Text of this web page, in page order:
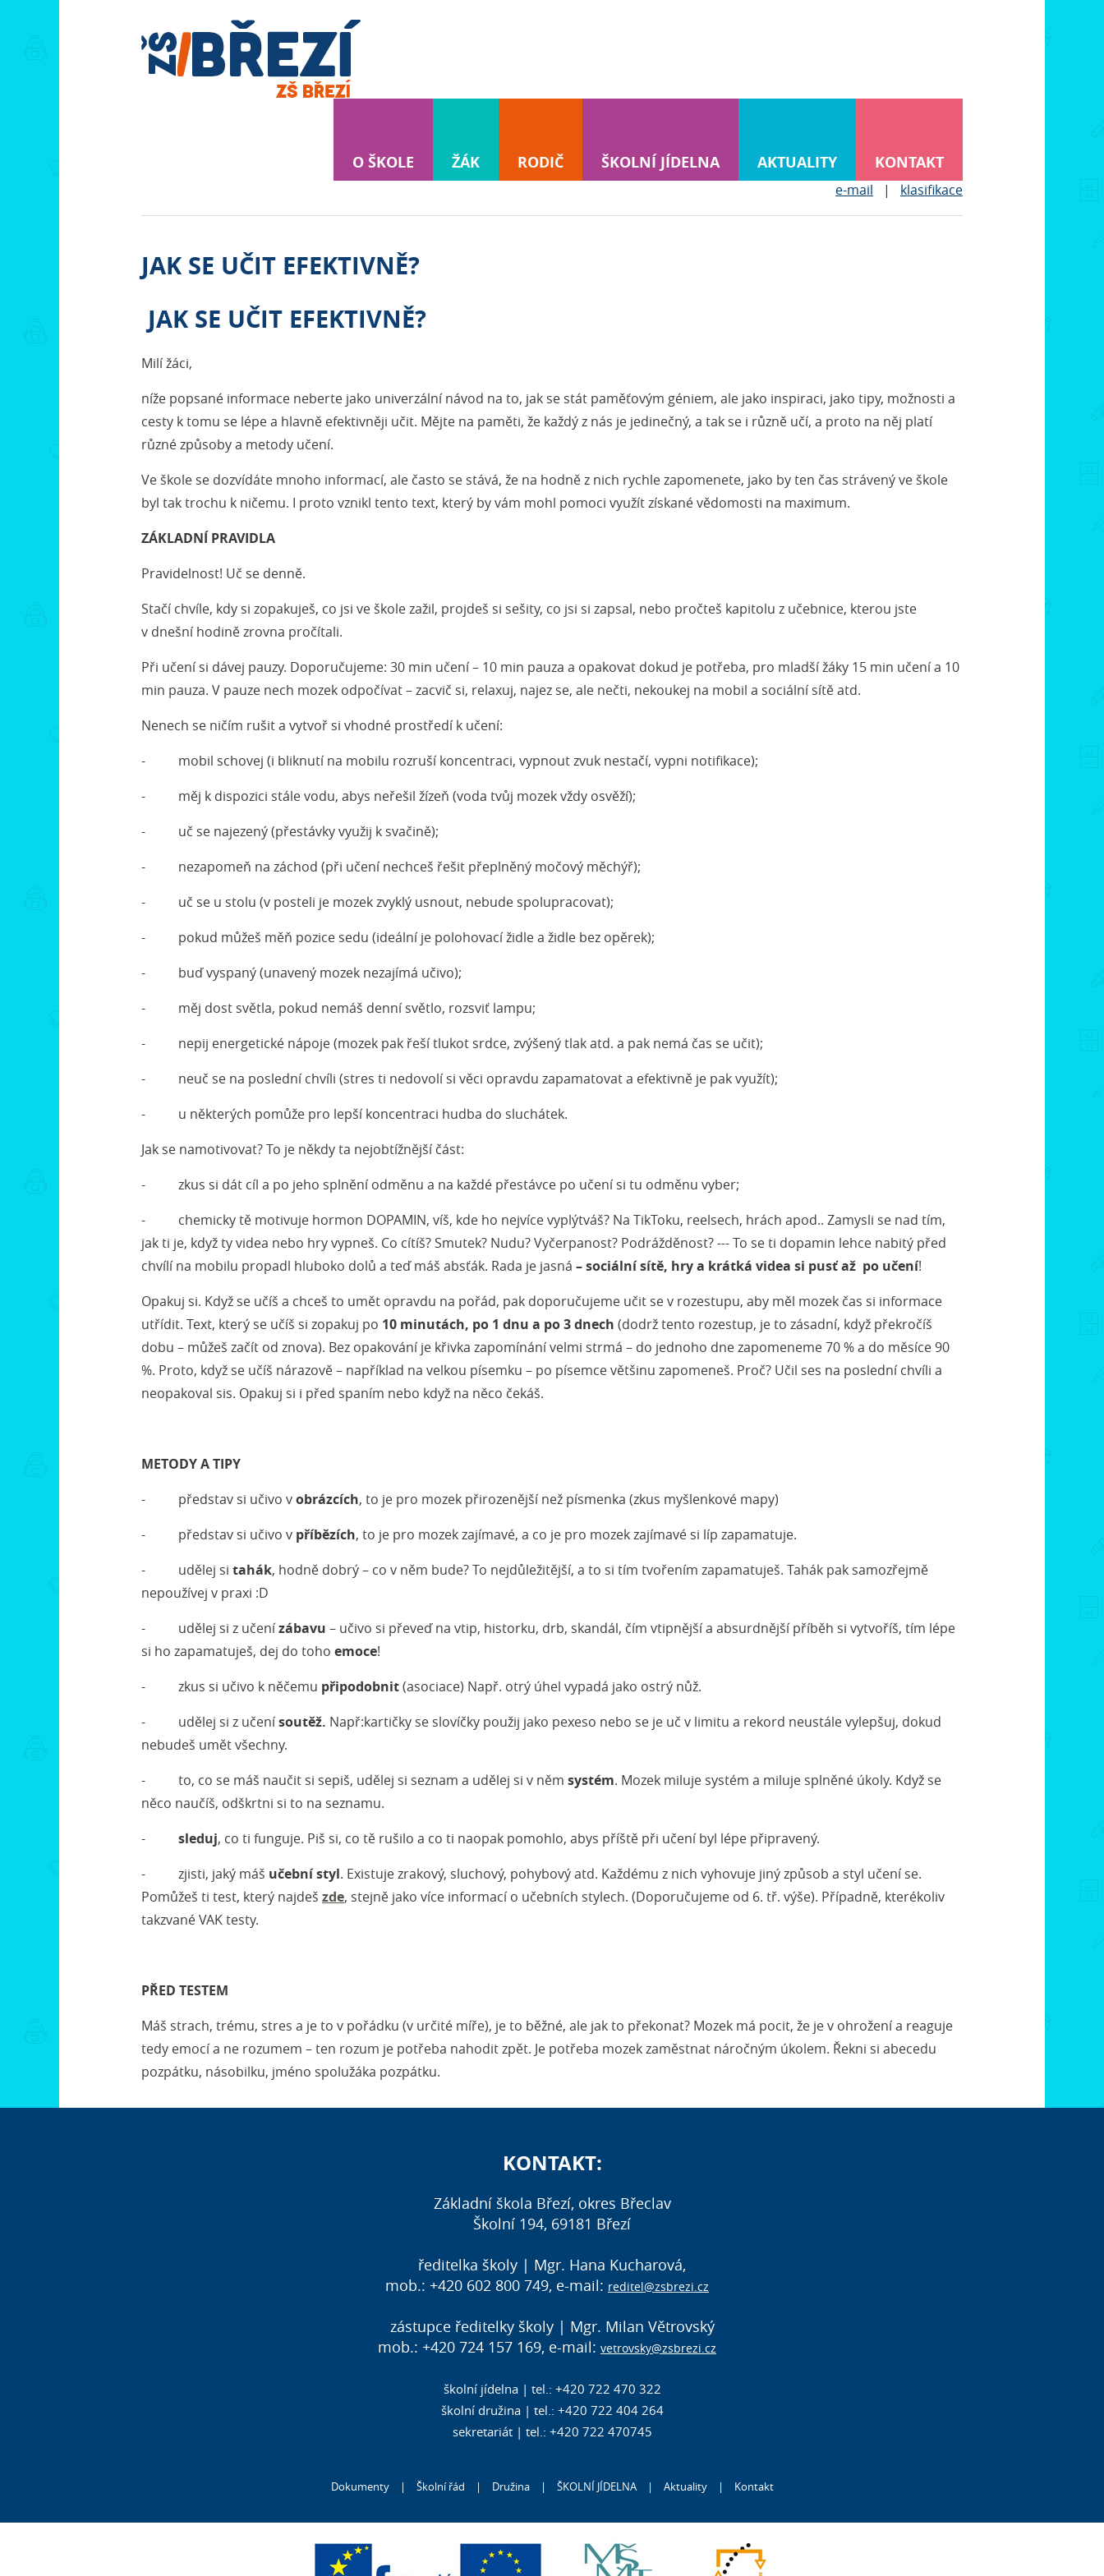
O ŠKOLE ŽÁK RODIČ ŠKOLNÍ JÍDELNA AKTUALITY KONTAKT
e-mail | klasifikace
JAK SE UČIT EFEKTIVNĚ?
JAK SE UČIT EFEKTIVNĚ?
Milí žáci,
níže popsané informace neberte jako univerzální návod na to, jak se stát paměťovým géniem, ale jako inspiraci, jako tipy, možnosti a
cesty k tomu se lépe a hlavně efektivněji učit. Mějte na paměti, že každý z nás je jedinečný, a tak se i různě učí, a proto na něj platí
různé způsoby a metody učení.
Ve škole se dozvídáte mnoho informací, ale často se stává, že na hodně z nich rychle zapomenete, jako by ten čas strávený ve škole
byl tak trochu k ničemu. I proto vznikl tento text, který by vám mohl pomoci využít získané vědomosti na maximum.
ZÁKLADNÍ PRAVIDLA
Pravidelnost! Uč se denně.
Stačí chvíle, kdy si zopakuješ, co jsi ve škole zažil, projdeš si sešity, co jsi si zapsal, nebo pročteš kapitolu z učebnice, kterou jste
v dnešní hodině zrovna pročítali.
Při učení si dávej pauzy. Doporučujeme: 30 min učení – 10 min pauza a opakovat dokud je potřeba, pro mladší žáky 15 min učení a 10
min pauza. V pauze nech mozek odpočívat – zacvič si, relaxuj, najez se, ale nečti, nekoukej na mobil a sociální sítě atd.
Nenech se ničím rušit a vytvoř si vhodné prostředí k učení:
- mobil schovej (i bliknutí na mobilu rozruší koncentraci, vypnout zvuk nestačí, vypni notifikace);
- měj k dispozici stále vodu, abys neřešil žízeň (voda tvůj mozek vždy osvěží);
- uč se najezený (přestávky využij k svačině);
- nezapomeň na záchod (při učení nechceš řešit přeplněný močový měchýř);
- uč se u stolu (v posteli je mozek zvyklý usnout, nebude spolupracovat);
- pokud můžeš měň pozice sedu (ideální je polohovací židle a židle bez opěrek);
- buď vyspaný (unavený mozek nezajímá učivo);
- měj dost světla, pokud nemáš denní světlo, rozsviť lampu;
- nepij energetické nápoje (mozek pak řeší tlukot srdce, zvýšený tlak atd. a pak nemá čas se učit);
- neuč se na poslední chvíli (stres ti nedovolí si věci opravdu zapamatovat a efektivně je pak využít);
- u některých pomůže pro lepší koncentraci hudba do sluchátek.
Jak se namotivovat? To je někdy ta nejobtížnější část:
- zkus si dát cíl a po jeho splnění odměnu a na každé přestávce po učení si tu odměnu vyber;
- chemicky tě motivuje hormon DOPAMIN, víš, kde ho nejvíce vyplýtváš? Na TikToku, reelsech, hrách apod.. Zamysli se nad tím,
jak ti je, když ty videa nebo hry vypneš. Co cítíš? Smutek? Nudu? Vyčerpanost? Podrážděnost? --- To se ti dopamin lehce nabitý před
chvílí na mobilu propadl hluboko dolů a teď máš absťák. Rada je jasná – sociální sítě, hry a krátká videa si pusť až po učení!
Opakuj si. Když se učíš a chceš to umět opravdu na pořád, pak doporučujeme učit se v rozestupu, aby měl mozek čas si informace
utřídit. Text, který se učíš si zopakuj po 10 minutách, po 1 dnu a po 3 dnech (dodrž tento rozestup, je to zásadní, když překročíš
dobu – můžeš začít od znova). Bez opakování je křivka zapomínání velmi strmá – do jednoho dne zapomeneme 70 % a do měsíce 90
%. Proto, když se učíš nárazově – například na velkou písemku – po písemce většinu zapomeneš. Proč? Učil ses na poslední chvíli a
neopakoval sis. Opakuj si i před spaním nebo když na něco čekáš.
METODY A TIPY
- představ si učivo vobrázcích, to je pro mozek přirozenější než písmenka (zkus myšlenkové mapy)
- představ si učivo v příbězích, to je pro mozek zajímavé, a co je pro mozek zajímavé si líp zapamatuje.
- udělej si tahák, hodně dobrý – co v něm bude? To nejdůležitější, a to si tím tvořením zapamatuješ. Tahák pak samozřejmě
nepoužívej v praxi :D
- udělej si z učenízábavu – učivo si převeď na vtip, historku, drb, skandál, čím vtipnější a absurdnější příběh si vytvoříš, tím lépe
si ho zapamatuješ, dej do toho emoce!
- zkus si učivo k něčemu připodobnit(asociace) Např. otrý úhel vypadá jako ostrý nůž.
- udělej si z učenísoutěž. Např:kartičky se slovíčky použij jako pexeso nebo se je uč v limitu a rekord neustále vylepšuj, dokud
nebudeš umět všechny.
- to, co se máš naučit si sepiš, udělej si seznam a udělej si v něm systém. Mozek miluje systém a miluje splněné úkoly. Když se
něco naučíš, odškrtni si to na seznamu.
- sleduj, co ti funguje. Piš si, co tě rušilo a co ti naopak pomohlo, abys příště při učení byl lépe připravený.
- zjisti, jaký máš učební styl. Existuje zrakový, sluchový, pohybový atd. Každému z nich vyhovuje jiný způsob a styl učení se.
Pomůžeš ti test, který najdeš zde, stejně jako více informací o učebních stylech. (Doporučujeme od 6. tř. výše). Případně, kterékoliv
takzvané VAK testy.
PŘED TESTEM
Máš strach, trému, stres a je to v pořádku (v určité míře), je to běžné, ale jak to překonat? Mozek má pocit, že je v ohrožení a reaguje
tedy emocí a ne rozumem – ten rozum je potřeba nahodit zpět. Je potřeba mozek zaměstnat náročným úkolem. Řekni si abecedu
pozpátku, násobilku, jméno spolužáka pozpátku.
KONTAKT:
Základní škola Březí, okres Břeclav
Školní 194, 69181 Březí
ředitelka školy | Mgr. Hana Kucharová,
mob.: +420 602 800 749, e-mail: reditel@zsbrezi.cz
zástupce ředitelky školy | Mgr. Milan Větrovský
mob.: +420 724 157 169, e-mail: vetrovsky@zsbrezi.cz
školní jídelna | tel.: +420 722 470 322
školní družina | tel.: +420 722 404 264
sekretariát | tel.: +420 722 470745
Dokumenty | Školní řád | Družina | ŠKOLNÍ JÍDELNA | Aktuality | Kontakt